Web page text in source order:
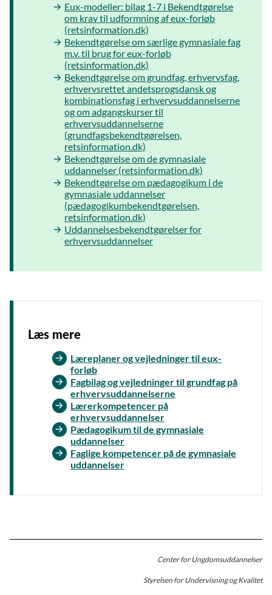
Eux-modeller: bilag 1-7 i Bekendtgørelse
om krav til udformning af eux-forløb
(retsinformation.dk)
Bekendtgørelse om særlige gymnasiale fag
m.v. til brug for eux-forløb
(retsinformation.dk)
Bekendtgørelse om grundfag, erhvervsfag,
erhvervsrettet andetsprogsdansk og
kombinationsfag i erhvervsuddannelserne
og om adgangskurser til
erhvervsuddannelserne
(grundfagsbekendtgørelsen,
retsinformation.dk)
Bekendtgørelse om de gymnasiale
uddannelser (retsinformation.dk)
Bekendtgørelse om pædagogikum i de
gymnasiale uddannelser
(pædagogikumbekendtgørelsen,
retsinformation.dk)
Uddannelsesbekendtgørelser for
erhvervsuddannelser
Læs mere
Læreplaner og vejledninger til eux-
forløb
Fagbilag og vejledninger til grundfag på
erhvervsuddannelserne
Lærerkompetencer på
erhvervsuddannelser
Pædagogikum til de gymnasiale
uddannelser
Faglige kompetencer på de gymnasiale
uddannelser
Center for Ungdomsuddannelser
Styrelsen for Undervisning og Kvalitet